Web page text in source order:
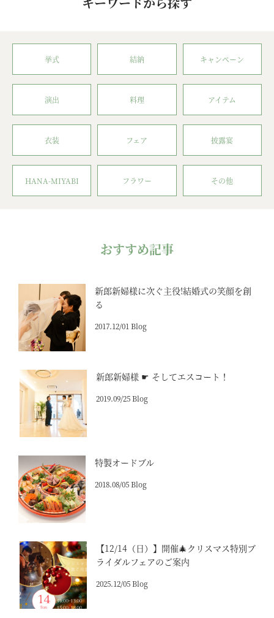
挙式 結納 キャンペーン
演出 料理 アイテム
衣装 フェア 披露宴
HANA-MIYABI フラワー その他
おすすめ記事
新郎新婦様に次ぐ主役!結婚式の笑顔を創
る
2017.12/01 Blog
新郎新婦様 ☛ そしてエスコート！
2019.09/25 Blog
特製オードブル
2018.08/05 Blog
【12/14（日）】開催🎄クリスマス特別ブ
ライダルフェアのご案内
2025.12/05 Blog